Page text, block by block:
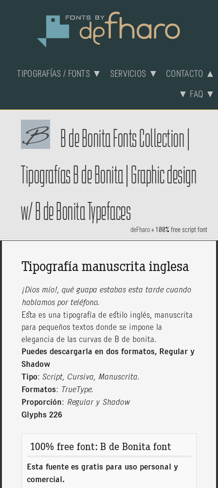
TIPOGRAFÍAS / FONTS ▼ SERVICIOS ▼ CONTACTO ▲
▼ FAQ ▼
B de Bonita Fonts Collection
Tipografías B de Bonita Graphic design
w/ B de Bonita Typefaces
deFharo» 100% free script font
Tipografía manuscrita inglesa
¡Dios mío!, qué guapa estabas esta tarde cuando
hablamos por teléfono.
Esta es una tipografía de estilo inglés, manuscrita
para pequeños textos donde se impone la
elegancia de las curvas de B de bonita.
Puedes descargarla en dos formatos, Regular y
Shadow
Tipo: Script, Cursiva, Manuscrita.
Formatos: TrueType.
Proporción: Regular y Shadow
Glyphs 226
100% free font: B de Bonita font
Esta fuente es gratis para uso personal y
comercial.